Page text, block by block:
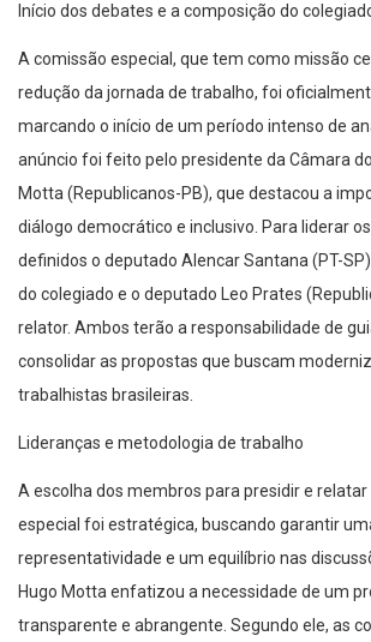
Início dos debates e a composição do
A comissão especial, que tem como missão
redução da jornada de trabalho, foi
marcando o início de um período intenso de
anúncio foi feito pelo presidente da Câmara
Motta (Republicanos-PB), que destacou a
diálogo democrático e inclusivo. Para liderar
definidos o deputado Alencar Santana (PT-
do colegiado e o deputado Leo Prates
relator. Ambos terão a responsabilidade de
consolidar as propostas que buscam
trabalhistas brasileiras.
Lideranças e metodologia de trabalho
A escolha dos membros para presidir e relatar
especial foi estratégica, buscando garantir
representatividade e um equilíbrio nas
Hugo Motta enfatizou a necessidade de um
transparente e abrangente. Segundo ele, as